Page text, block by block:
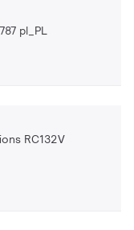
pl_PL
RC132V